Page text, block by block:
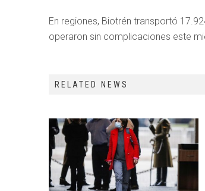
En regiones, Biotrén transportó
operaron sin complicaciones este
RELATED NEWS